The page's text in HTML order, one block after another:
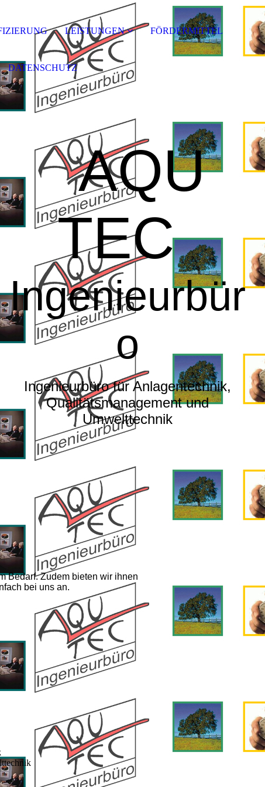
LEISTUNGEN FÖRDERMITTEL
DATENSCHUTZ
AQU
TEC
Ingenieurbür
o
Ingenieurbüro für Anlagentechnik,
Qualitätsmanagement und
Umwelttechnik
Bedarf. Zudem bieten wir ihnen
bei uns an.